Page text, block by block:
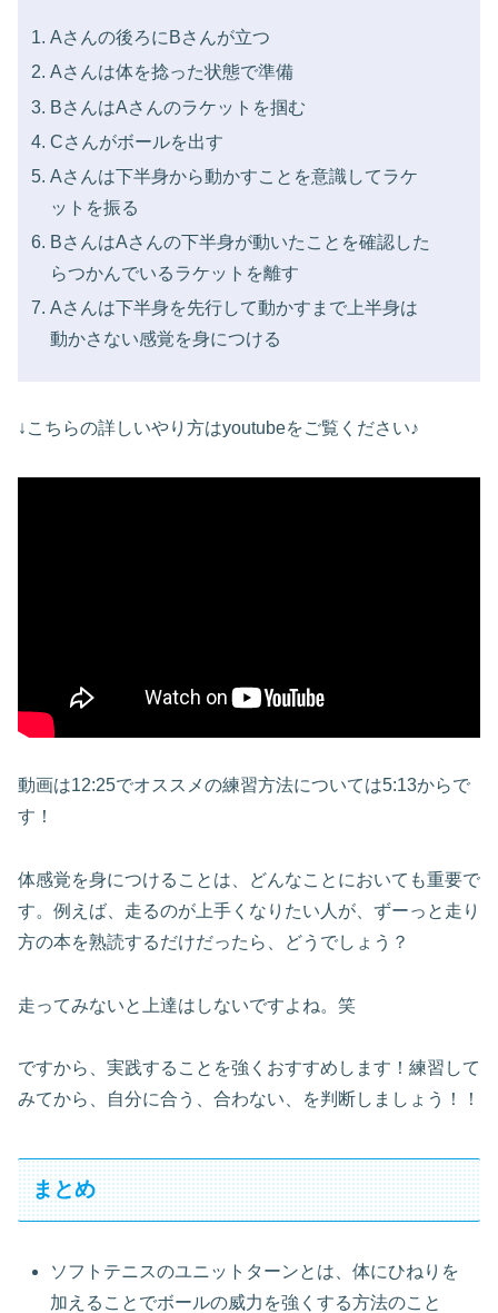
Aさんの後ろにBさんが立つ
Aさんは体を捻った状態で準備
BさんはAさんのラケットを掴む
Cさんがボールを出す
Aさんは下半身から動かすことを意識してラケ
ットを振る
BさんはAさんの下半身が動いたことを確認した
らつかんでいるラケットを離す
Aさんは下半身を先行して動かすまで上半身は
動かさない感覚を身につける
↓こちらの詳しいやり方はyoutubeをご覧ください♪
動画は12:25でオススメの練習方法については5:13からで
す！
体感覚を身につけることは、どんなことにおいても重要で
す。例えば、走るのが上手くなりたい人が、ずーっと走り
方の本を熟読するだけだったら、どうでしょう？
走ってみないと上達はしないですよね。笑
ですから、実践することを強くおすすめします！練習して
みてから、自分に合う、合わない、を判断しましょう！！
まとめ
ソフトテニスのユニットターンとは、体にひねりを
加えることでボールの威力を強くする方法のこと